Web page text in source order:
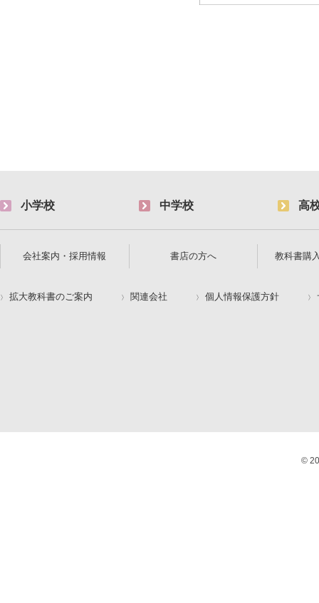
小学校 中学校 高
会社案内・採用情報 書店の方へ 教科書購
拡大教科書のご案内 関連会社 個人情報保護方針
©